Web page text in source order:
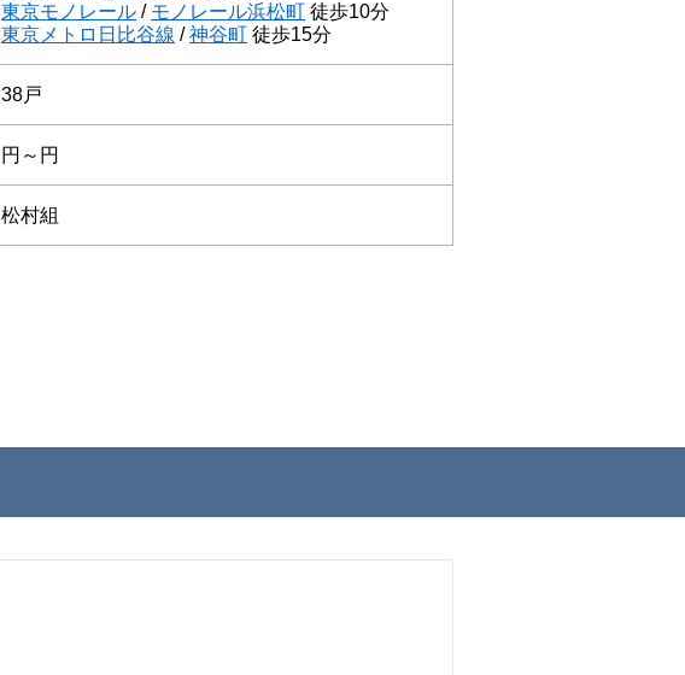
東京モノレール / モノレール浜松町 徒歩10分
東京メトロ日比谷線 /神谷町 徒歩15分
38戸
円～円
松村組